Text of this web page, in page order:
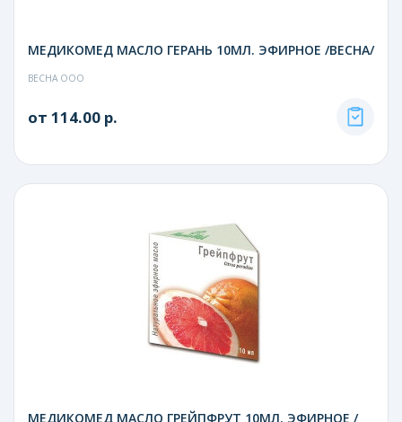
МЕДИКОМЕД МАСЛО ГЕРАНЬ 10МЛ. ЭФИРНОЕ /ВЕСНА/
ВЕСНА ООО
от 114.00 р.
МЕДИКОМЕД МАСЛО ГРЕЙПФРУТ 10МЛ. ЭФИРНОЕ /